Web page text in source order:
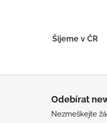
Šijeme v ČR
Odebírat
Nezmeškejte